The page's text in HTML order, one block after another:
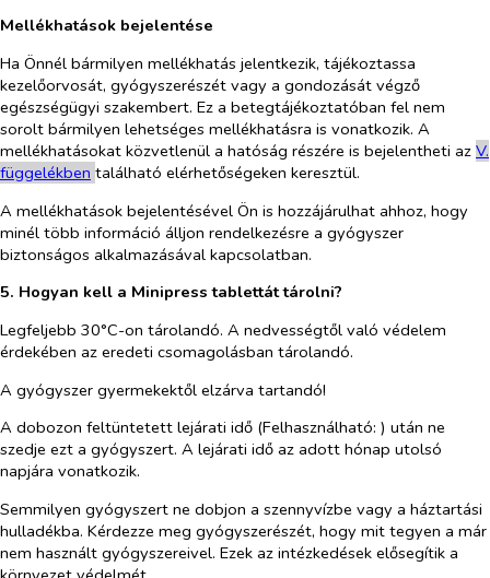
Mellékhatások bejelentése
Ha Önnél bármilyen mellékhatás jelentkezik, tájékoztassa
kezelőorvosát, gyógyszerészét vagy a gondozását végző
egészségügyi szakembert. Ez a betegtájékoztatóban fel nem
sorolt bármilyen lehetséges mellékhatásra is vonatkozik. A
mellékhatásokat közvetlenül a hatóság részére is bejelentheti az V.
függelékben található elérhetőségeken keresztül.
A mellékhatások bejelentésével Ön is hozzájárulhat ahhoz, hogy
minél több információ álljon rendelkezésre a gyógyszer
biztonságos alkalmazásával kapcsolatban.
5. Hogyan kell a Minipress tablettát tárolni?
Legfeljebb 30°C-on tárolandó. A nedvességtől való védelem
érdekében az eredeti csomagolásban tárolandó.
A gyógyszer gyermekektől elzárva tartandó!
A dobozon feltüntetett lejárati idő (Felhasználható: ) után ne
szedje ezt a gyógyszert. A lejárati idő az adott hónap utolsó
napjára vonatkozik.
Semmilyen gyógyszert ne dobjon a szennyvízbe vagy a háztartási
hulladékba. Kérdezze meg gyógyszerészét, hogy mit tegyen a már
nem használt gyógyszereivel. Ezek az intézkedések elősegítik a